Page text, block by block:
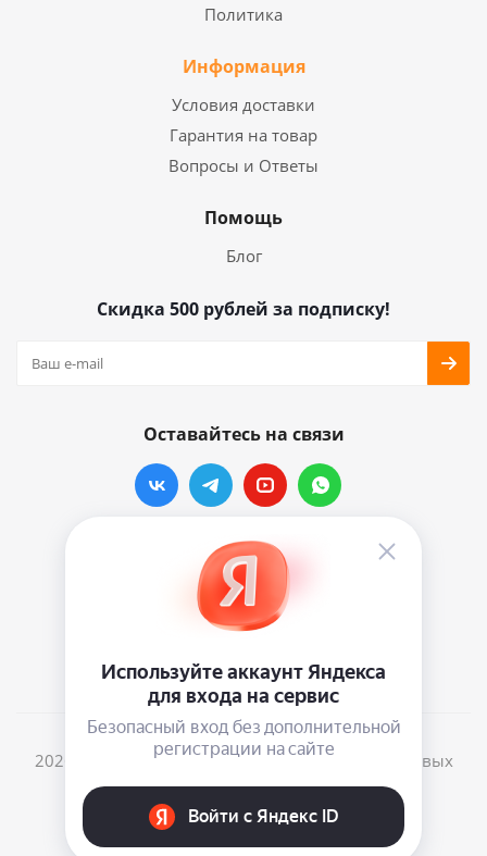
Политика
Информация
Условия доставки
Гарантия на товар
Вопросы и Ответы
Помощь
Блог
Скидка 500 рублей за подписку!
Оставайтесь на связи
Наши контакты
info@vinylmarkt.ru
2026 © Винилмаркт - интернет-магазин виниловых
пластинок